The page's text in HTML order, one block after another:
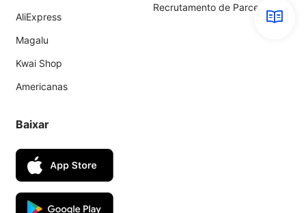
AliExpress
Magalu
Kwai Shop
Americanas
Recrutamento de Parceiros
Baixar